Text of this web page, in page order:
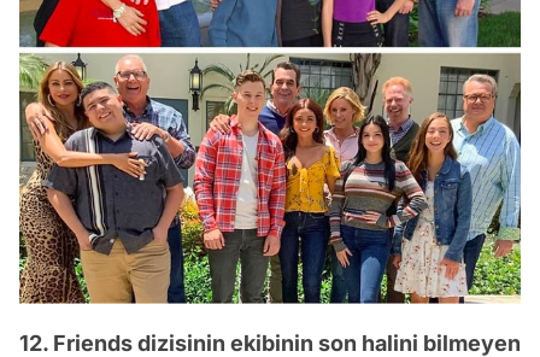
12. Friends dizisinin ekibinin son halini bilmeyen